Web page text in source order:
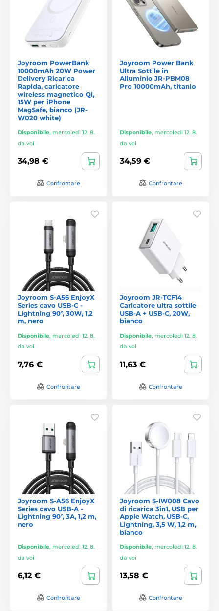
Joyroom PowerBank
10000mAh 20W Power
Delivery Ricarica
Rapida, caricatore
wireless magnetico Qi,
15W per iPhone
MagSafe, bianco (JR-
W020 white)
Disponibile, mercoledì 12. 8.
da voi
34,98 €
Confrontare
Joyroom Power Bank
Ultra Sottile in
Alluminio JR-PBM08
Pro 10000mAh, titanio
Disponibile, mercoledì 12. 8.
da voi
34,59 €
Confrontare
Joyroom S-A56 EnjoyX
Series cavo USB-C -
Lightning 90°, 30W, 1,2
m, nero
Disponibile, mercoledì 12. 8.
da voi
7,76 €
Confrontare
Joyroom JR-TCF14
Caricatore ultra sottile
USB-A + USB-C, 20W,
bianco
Disponibile, mercoledì 12. 8.
da voi
11,63 €
Confrontare
Joyroom S-A56 EnjoyX
Series cavo USB-A -
Lightning 90°, 3A, 1,2 m,
nero
Disponibile, mercoledì 12. 8.
da voi
6,12 €
Confrontare
Joyroom S-IW008 Cavo
di ricarica 3in1, USB per
Apple Watch, USB-C,
Lightning, 3,5 W, 1,2 m,
bianco
Disponibile, mercoledì 12. 8.
da voi
13,58 €
Confrontare